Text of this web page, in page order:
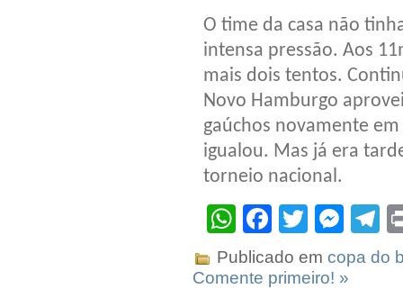
O time da casa não
intensa pressão. Aos
mais dois tentos.
Novo Hamburgo
gaúchos novamente
igualou. Mas já era
torneio nacional.
WhatsApp
Facebook
Twitter
Publicado em copa do
Comente primeiro! »